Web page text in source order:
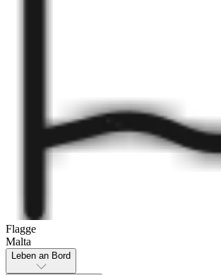
Flagge
Malta
Leben an Bord